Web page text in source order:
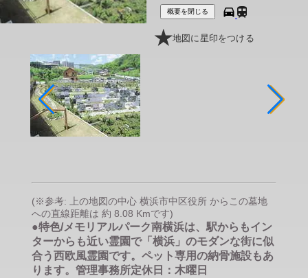
概要を閉じる
地図に星印をつける
(※参考: 上の地図の中心 横浜市中区役所 からこの墓地
への直線距離は 約 8.08 Kmです)
●特色/メモリアルパーク南横浜は、駅からもイン
ターからも近い霊園で「横浜」のモダンな街に似
合う西欧風霊園です。ペット専用の納骨施設もあ
ります。管理事務所定休日：木曜日